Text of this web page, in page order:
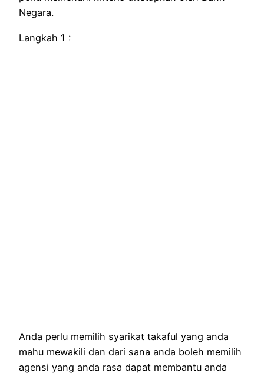
Negara.
Langkah 1 :
Anda perlu memilih syarikat takaful yang anda
mahu mewakili dan dari sana anda boleh memilih
agensi yang anda rasa dapat membantu anda